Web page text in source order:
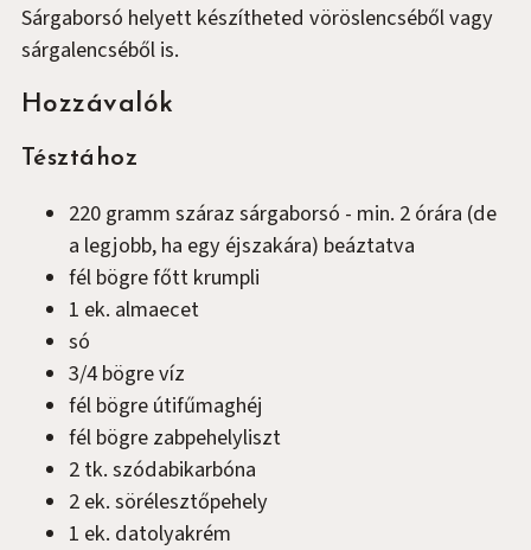
Sárgaborsó helyett készítheted vöröslencséből vagy
sárgalencséből is.
Hozzávalók
Tésztához
220grammszáraz sárgaborsó - min. 2 órára (de
a legjobb, ha egy éjszakára) beáztatva
félbögrefőtt krumpli
1 ek. almaecet
só
3/4bögrevíz
félbögreútifűmaghéj
félbögrezabpehelyliszt
2tk.szódabikarbóna
2ek.sörélesztőpehely
1 ek. datolyakrém